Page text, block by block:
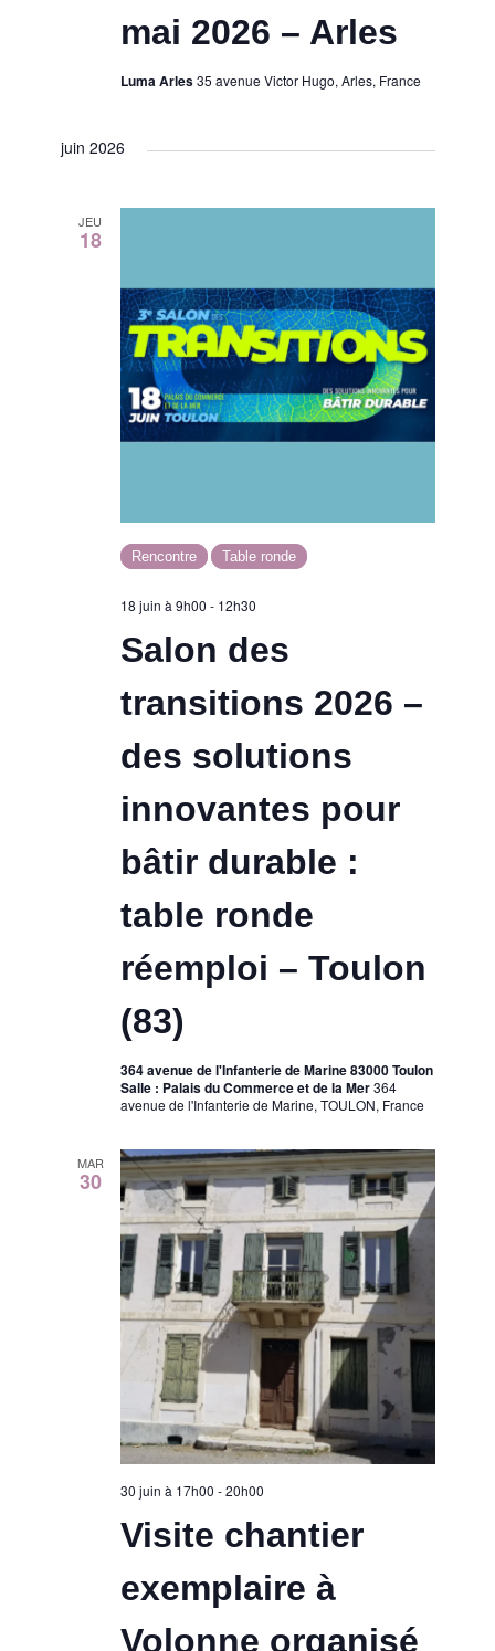
mai 2026 – Arles
Luma Arles35 avenue Victor Hugo, Arles, France
juin 2026
JEU
18
Salon des
transitions 2026 –
des solutions
innovantes pour
bâtir durable :
table ronde
réemploi – Toulon
(83)
18 juin à 9h00 - 12h30
Rencontre Table ronde
364 avenue de l'Infanterie de Marine 83000 Toulon
Salle : Palais du Commerce et de la Mer364
avenue de l'Infanterie de Marine, TOULON, France
MAR
30
Visite chantier
exemplaire à
Volonne organisé
30 juin à 17h00 -20h00